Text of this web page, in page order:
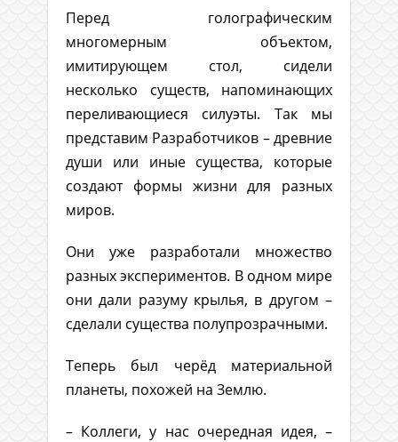
Перед голографическим
многомерным объектом,
имитирующем стол, сидели
несколько существ, напоминающих
переливающиеся силуэты. Так мы
представим Разработчиков – древние
души или иные существа, которые
создают формы жизни для разных
миров.
Они уже разработали множество
разных экспериментов. В одном мире
они дали разуму крылья, в другом –
сделали существа полупрозрачными.
Теперь был черёд материальной
планеты, похожей на Землю.
– Коллеги, у нас очередная идея, –